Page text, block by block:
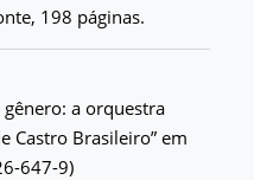
198 páginas.
gênero: a orquestra
Castro Brasileiro” em
647-9)